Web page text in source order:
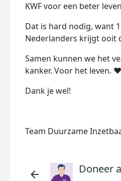
KWF voor een beter
Dat is hard nodig, want
Nederlanders krijgt ooit
Samen kunnen we het
kanker. Voor het leven.
Dank je wel!
Team Duurzame
arrow_back Doneer